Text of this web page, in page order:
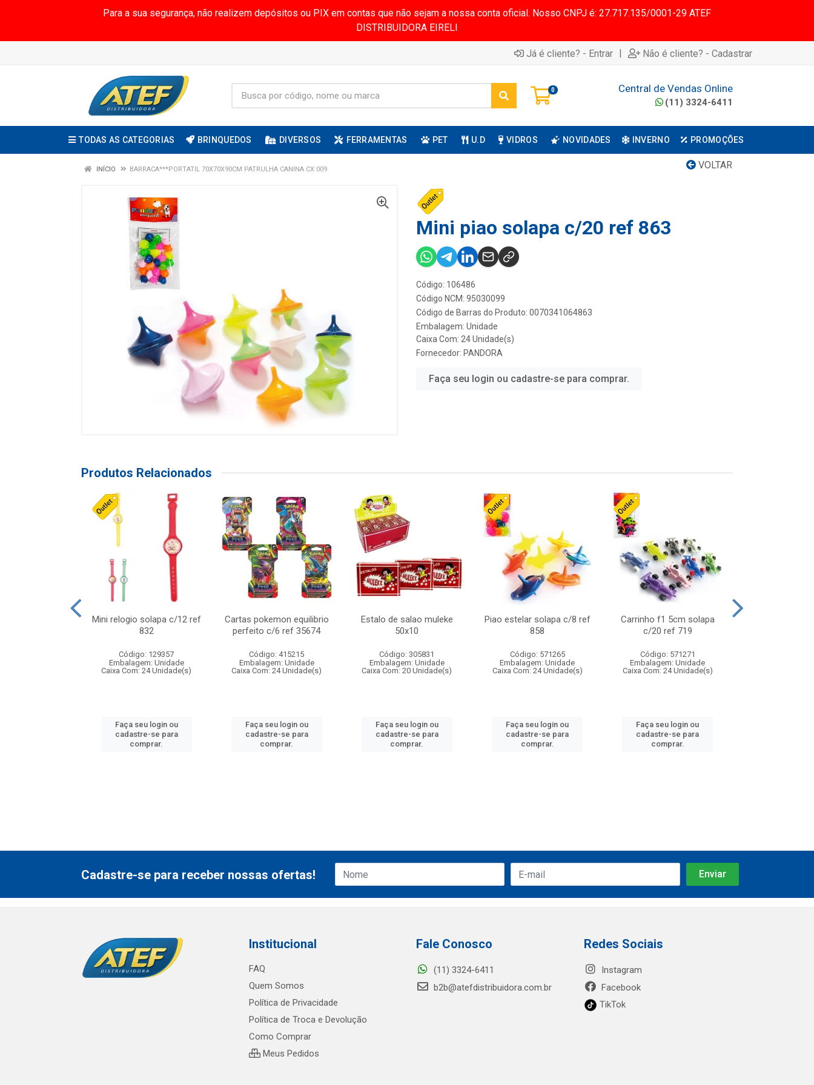
Para a sua segurança, não realizem depósitos ou PIX em contas que não sejam a nossa conta oficial. Nosso CNPJ é: 27.717.135/0001-29 ATEF
DISTRIBUIDORA EIRELI
Já é cliente? - Entrar | Não é cliente? - Cadastrar
0 Central de Vendas Online
(11) 3324-6411
TODAS AS CATEGORIAS BRINQUEDOS DIVERSOS FERRAMENTAS PET U.D VIDROS NOVIDADES INVERNO PROMOÇÕES
VOLTAR
INÍCIO BARRACA***PORTATIL 70X70X90CM PATRULHA CANINA CX:009
Mini piao solapa c/20 ref 863
Código: 106486
Código NCM: 95030099
Código de Barras do Produto: 0070341064863
Embalagem: Unidade
Caixa Com: 24 Unidade(s)
Fornecedor: PANDORA
Faça seu login ou cadastre-se para comprar.
Produtos Relacionados
Mini relogio solapa c/12 ref
832
Código: 129357
Embalagem: Unidade
Caixa Com: 24 Unidade(s)
Faça seu login ou
cadastre-se para
comprar.
Cartas pokemon equilibrio
perfeito c/6 ref 35674
Código: 415215
Embalagem: Unidade
Caixa Com: 24 Unidade(s)
Faça seu login ou
cadastre-se para
comprar.
Estalo de salao muleke
50x10
Código: 305831
Embalagem: Unidade
Caixa Com: 20 Unidade(s)
Faça seu login ou
cadastre-se para
comprar.
Piao estelar solapa c/8 ref
858
Código: 571265
Embalagem: Unidade
Caixa Com: 24 Unidade(s)
Faça seu login ou
cadastre-se para
comprar.
Carrinho f1 5cm solapa
c/20 ref 719
Código: 571271
Embalagem: Unidade
Caixa Com: 24 Unidade(s)
Faça seu login ou
cadastre-se para
comprar.
Cadastre-se para receber nossas ofertas!
Institucional
FAQ
Quem Somos
Política de Privacidade
Política de Troca e Devolução
Como Comprar
Meus Pedidos
Fale Conosco
(11) 3324-6411
b2b@atefdistribuidora.com.br
Redes Sociais
Instagram
Facebook
TikTok